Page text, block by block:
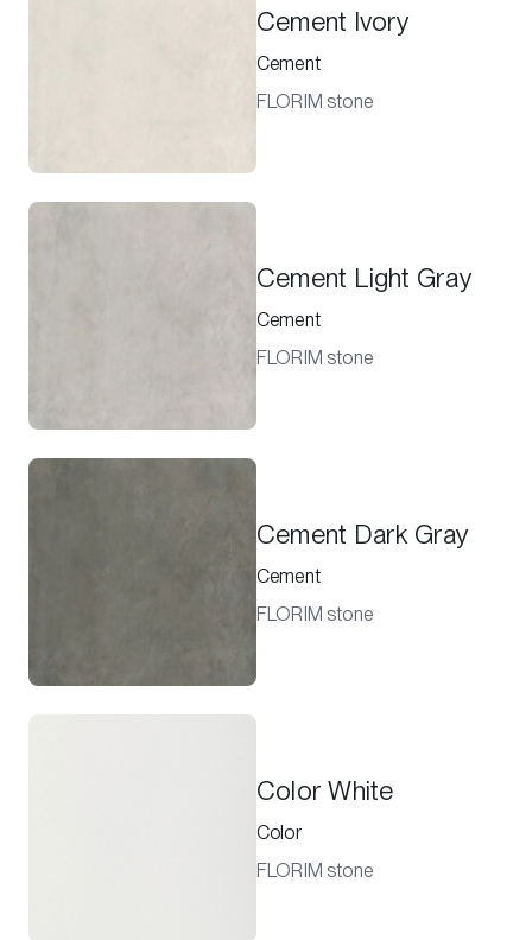
Cement Ivory
Cement
FLORIM stone
Cement Light Gray
Cement
FLORIM stone
Cement Dark Gray
Cement
FLORIM stone
Color White
Color
FLORIM stone